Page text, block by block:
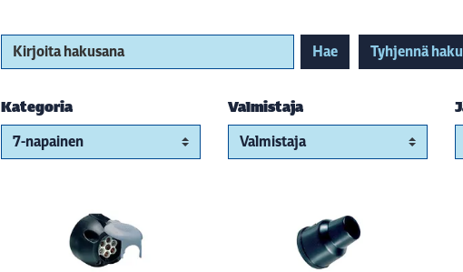
Kirjoita hakusana Hae Tyhjennä haku
Kategoria Valmistaja